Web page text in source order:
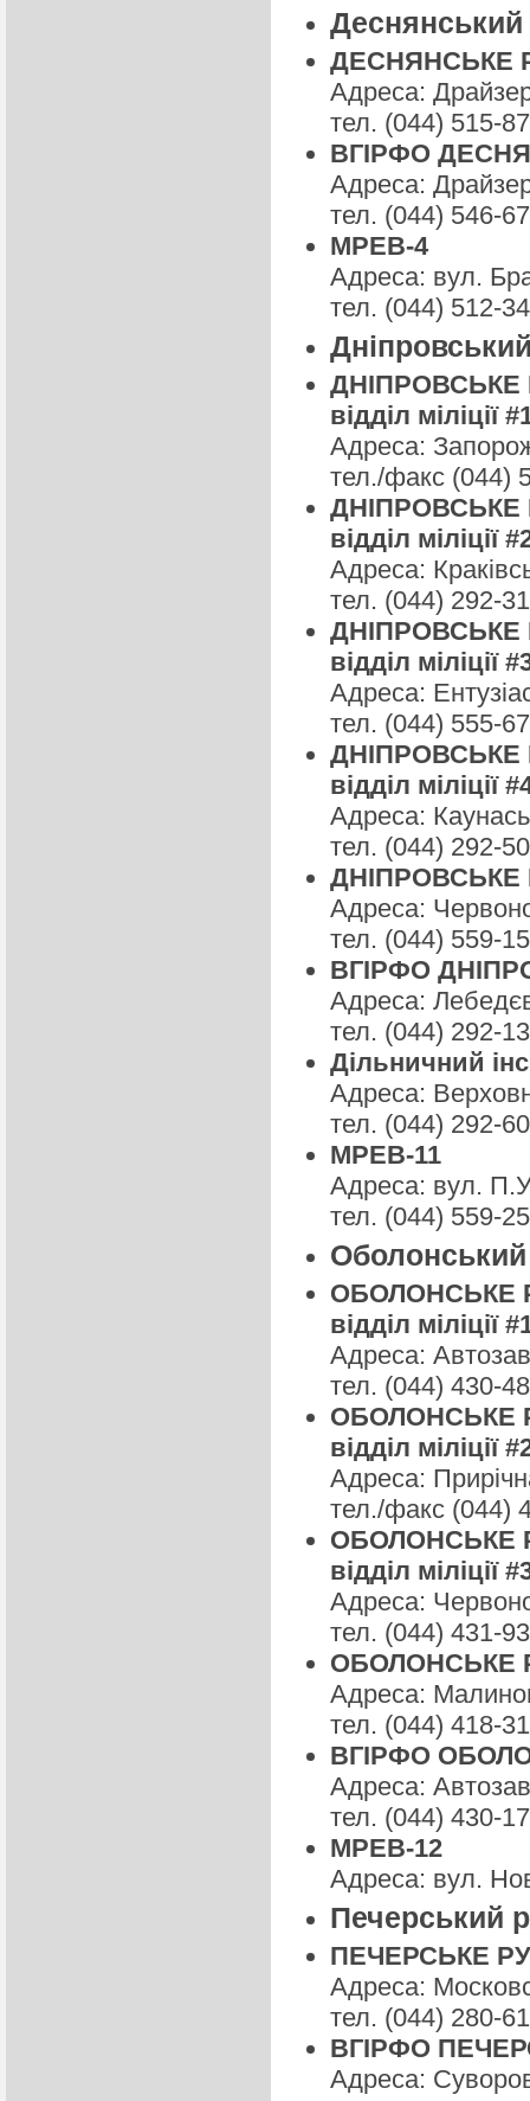
ДЕСНЯНСЬКЕ
Адреса:
тел. (044) 515-
ВГІРФО
Адреса:
тел. (044) 546-
МРЕВ-4
Адреса: вул.
тел. (044) 512-
ДНІПРОВСЬКЕ
відділ міліції
Адреса:
тел./факс (044)
ДНІПРОВСЬКЕ
відділ міліції
Адреса:
тел. (044) 292-
ДНІПРОВСЬКЕ
відділ міліції
Адреса:
тел. (044) 555-
ДНІПРОВСЬКЕ
відділ міліції
Адреса:
тел. (044) 292-
ДНІПРОВСЬКЕ
Адреса:
тел. (044) 559-
ВГІРФО
Адреса:
тел. (044) 292-
Дільничний
Адреса:
тел. (044) 292-
МРЕВ-11
Адреса: вул.
тел. (044) 559-
ОБОЛОНСЬКЕ
відділ міліції
Адреса:
тел. (044) 430-
ОБОЛОНСЬКЕ
відділ міліції
Адреса:
тел./факс (044)
ОБОЛОНСЬКЕ
відділ міліції
Адреса:
тел. (044) 431-
ОБОЛОНСЬКЕ
Адреса:
тел. (044) 418-
ВГІРФО
Адреса:
тел. (044) 430-
МРЕВ-12
Адреса: вул.
Печерський
ПЕЧЕРСЬКЕ РУ
Адреса:
тел. (044) 280-
ВГІРФО
Адреса: